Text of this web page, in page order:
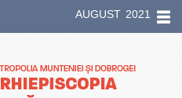
AUGUST 2021